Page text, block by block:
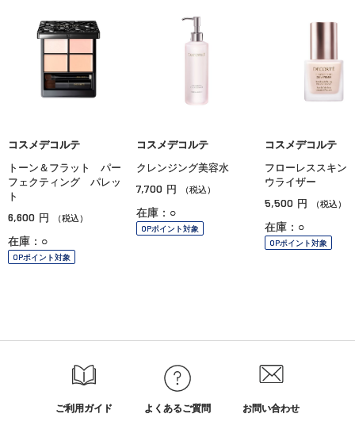
コスメデコルテ
トーン＆フラット パー
フェクティング パレッ
ト
6,600 円 （税込）
在庫：○
OPポイント対象
コスメデコルテ
クレンジング美容水
7,700 円 （税込）
在庫：○
OPポイント対象
コスメデコルテ
フローレススキ
ウライザー
5,500 円 （税込）
在庫：○
OPポイント対象
ご利用ガイド よくあるご質問 お問い合わせ